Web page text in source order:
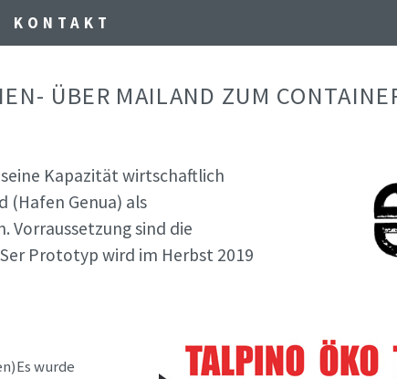
KONTAKT
ÜBER MAILAND ZUM
Kapazität wirtschaftlich
(Hafen Genua) als
sind die
Prototyp wird im Herbst 2019
wurde